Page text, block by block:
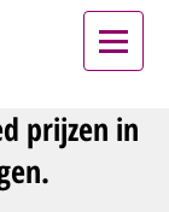
prijzen in